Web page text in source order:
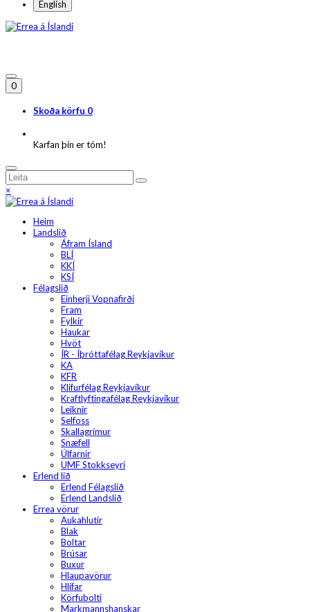
English
0
Skoða körfu 0
Karfan þín er tóm!
×
Heim
Landslið
Áfram Ísland
BLÍ
KKÍ
KSÍ
Félagslið
Einherji Vopnafirði
Fram
Fylkir
Haukar
Hvöt
ÍR - Íþróttafélag Reykjavíkur
KA
KFR
Klifurfélag Reykjavíkur
Kraftlyftingafélag Reykjavíkur
Leiknir
Selfoss
Skallagrímur
Snæfell
Úlfarnir
UMF Stokkseyri
Erlend lið
Erlend Félagslið
Erlend Landslið
Errea vörur
Aukahlutir
Blak
Boltar
Brúsar
Buxur
Hlaupavörur
Hlífar
Körfubolti
Markmannshanskar